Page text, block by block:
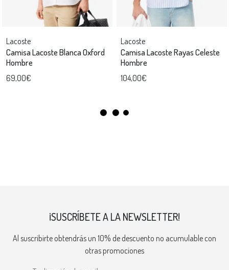
Lacoste
Camisa Lacoste Blanca Oxford
Hombre
69,00€
Lacoste
Camisa Lacoste Rayas Celeste
Hombre
104,00€
¡SUSCRÍBETE A LA NEWSLETTER!
Al suscribirte obtendrás un 10% de descuento no acumulable con
otras promociones